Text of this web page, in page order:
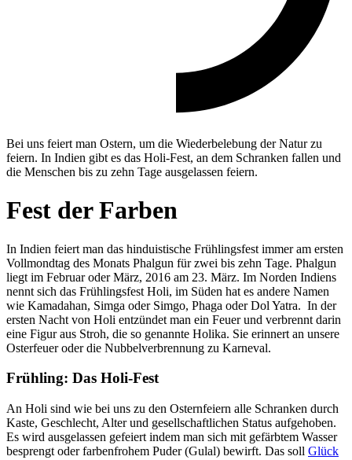
Bei uns feiert man Ostern, um die Wiederbelebung der Natur zu
feiern. In Indien gibt es das Holi-Fest, an dem Schranken fallen und
die Menschen bis zu zehn Tage ausgelassen feiern.
Fest der Farben
In Indien feiert man das hinduistische Frühlingsfest immer am ersten
Vollmondtag des Monats Phalgun für zwei bis zehn Tage. Phalgun
liegt im Februar oder März, 2016 am 23. März. Im Norden Indiens
nennt sich das Frühlingsfest Holi, im Süden hat es andere Namen
wie Kamadahan, Simga oder Simgo, Phaga oder Dol Yatra. In der
ersten Nacht von Holi entzündet man ein Feuer und verbrennt darin
eine Figur aus Stroh, die so genannte Holika. Sie erinnert an unsere
Osterfeuer oder die Nubbelverbrennung zu Karneval.
Frühling: Das Holi-Fest
An Holi sind wie bei uns zu den Osternfeiern alle Schranken durch
Kaste, Geschlecht, Alter und gesellschaftlichen Status aufgehoben.
Es wird ausgelassen gefeiert indem man sich mit gefärbtem Wasser
besprengt oder farbenfrohem Puder (Gulal) bewirft. Das soll Glück